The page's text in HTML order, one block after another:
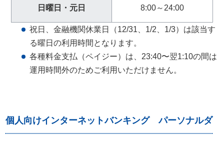
日曜日・元日 8:00～24:00
祝日、金融機関休業日（12/31、1/2、1/3）は該当す
る曜日の利用時間となります。
各種料金支払（ペイジー）は、23:40〜翌1:10の間は
運用時間外のためご利用いただけません。
個人向けインターネットバンキング パーソナルダ